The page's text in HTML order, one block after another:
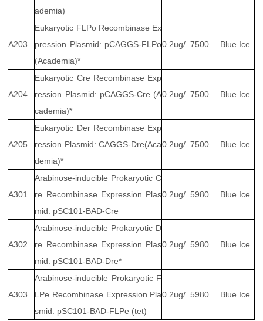
ademia)
A203
Eukaryotic FLPo Recombinase Ex
pression Plasmid: pCAGGS-FLPo
(Academia)*
0.2ug/ 7500 Blue Ice
A204
Eukaryotic Cre Recombinase Exp
ression Plasmid: pCAGGS-Cre (A
cademia)*
0.2ug/ 7500 Blue Ice
A205
Eukaryotic Der Recombinase Exp
ression Plasmid: CAGGS-Dre(Aca
demia)*
0.2ug/ 7500 Blue Ice
A301
Arabinose-inducible Prokaryotic C
re Recombinase Expression Plas
mid: pSC101-BAD-Cre
0.2ug/ 5980 Blue Ice
A302
Arabinose-inducible Prokaryotic D
re Recombinase Expression Plas
mid: pSC101-BAD-Dre*
0.2ug/ 5980 Blue Ice
A303
Arabinose-inducible Prokaryotic F
LPe Recombinase Expression Pla
smid: pSC101-BAD-FLPe (tet)
0.2ug/ 5980 Blue Ice